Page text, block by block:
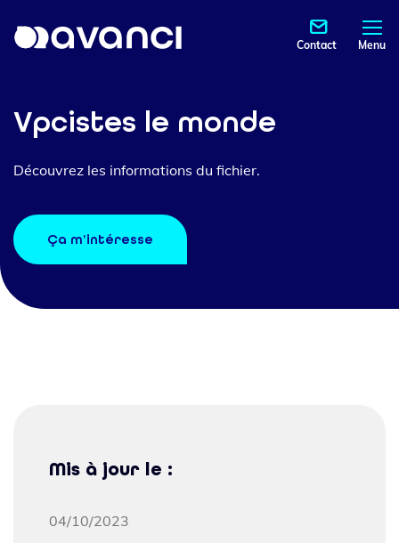
Contact Menu
Vpcistes le monde
Découvrez les informations du fichier.
Ça m’intéresse
Mis à jour le :
04/10/2023